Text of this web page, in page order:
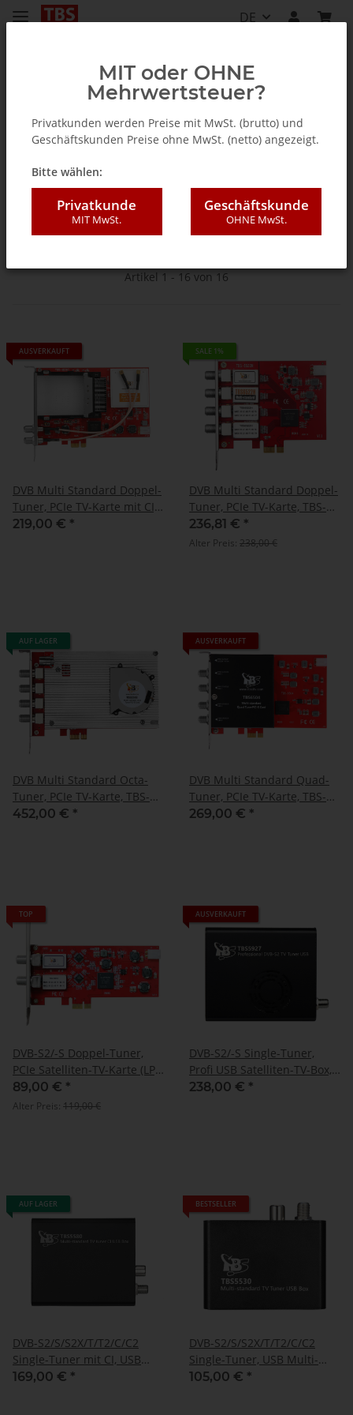
DE
Startseite
Satellit DVB-S/S2
Für den Satelliten-Empfang
Artikel 1 - 16 von 16
AUSVERKAUFT
DVB Multi Standard Doppel-
Tuner, PCIe TV-Karte mit CI,
TBS-6590
219,00 € *
SALE 1%
DVB Multi Standard Doppel-
Tuner, PCIe TV-Karte, TBS-
6522H
236,81 € *
Alter Preis: 238,00 €
AUF LAGER
DVB Multi Standard Octa-
Tuner, PCIe TV-Karte, TBS-
6508
452,00 € *
AUSVERKAUFT
DVB Multi Standard Quad-
Tuner, PCIe TV-Karte, TBS-
6504
269,00 € *
TOP
DVB-S2/-S Doppel-Tuner,
PCIe Satelliten-TV-Karte (LP),
TBS-6902
89,00 € *
Alter Preis: 119,00 €
AUSVERKAUFT
DVB-S2/-S Single-Tuner,
Profi USB Satelliten-TV-Box,
TBS-5927
238,00 € *
AUF LAGER
DVB-S2/S/S2X/T/T2/C/C2
Single-Tuner mit CI, USB
Multituner Empfangsbox,
169,00 € *
BESTSELLER
DVB-S2/S/S2X/T/T2/C/C2
Single-Tuner, USB Multi-
standard-tuner
105,00 € *
MIT oder OHNE
Mehrwertsteuer?
Privatkunden werden Preise mit MwSt. (brutto) und
Geschäftskunden Preise ohne MwSt. (netto) angezeigt.
Bitte wählen:
Privatkunde
MIT MwSt.
Geschäftskunde
OHNE MwSt.